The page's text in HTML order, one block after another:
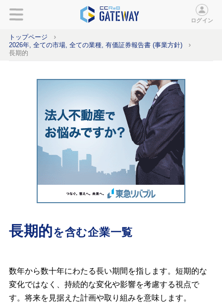
ログイン
トップページ
2026年, 全ての市場, 全ての業種, 有価証券報告書 (事業方針)
長期的
長期的を含む企業一覧
数年から数十年にわたる長い期間を指します。短期的な
変化ではなく、持続的な変化や影響を考慮する視点で
す。将来を見据えた計画や取り組みを意味します。